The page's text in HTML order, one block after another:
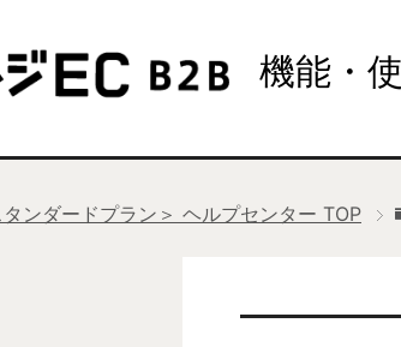
機能・
ンダードプラン＞ ヘルプセンター TOP